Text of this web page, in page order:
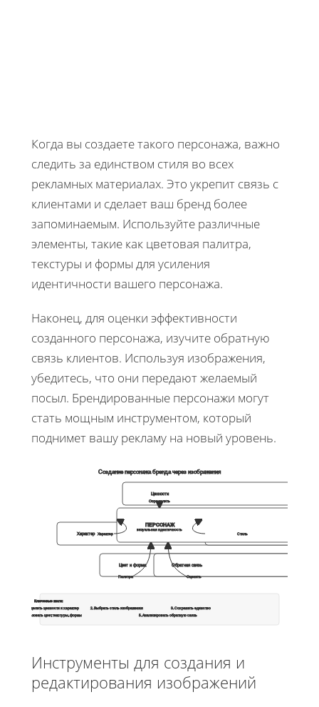
Когда вы создаете такого персонажа, важно
следить за единством стиля во всех
рекламных материалах. Это укрепит связь с
клиентами и сделает ваш бренд более
запоминаемым. Используйте различные
элементы, такие как цветовая палитра,
текстуры и формы для усиления
идентичности вашего персонажа.
Наконец, для оценки эффективности
созданного персонажа, изучите обратную
связь клиентов. Используя изображения,
убедитесь, что они передают желаемый
посыл. Брендированные персонажи могут
стать мощным инструментом, который
поднимет вашу рекламу на новый уровень.
Создание персонажа бренда через изображения
Ценности
Характер Стиль
Цвет и форма Обратная связь
ПЕРСОНАЖ
визуальная идентичность
Определить
Характер Стиль
Палитра Оценить
Ключевые шаги:
1. Определить ценности и характер 2. Выбрать стиль изображения
3. Сохранить единство
4. Использовать цвет, текстуры, формы
5. Анализировать обратную связь
Инструменты для создания и
редактирования изображений